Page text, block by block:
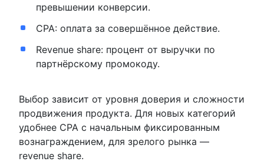
превышении конверсии.
CPA: оплата за совершённое действие.
Revenue share: процент от выручки по
партнёрскому промокоду.
Выбор зависит от уровня доверия и сложности
продвижения продукта. Для новых категорий
удобнее CPA с начальным фиксированным
вознаграждением, для зрелого рынка —
revenue share.